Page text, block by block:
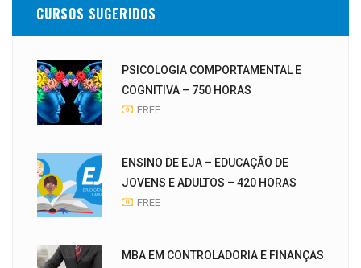
CURSOS SUGERIDOS
PSICOLOGIA COMPORTAMENTAL E
COGNITIVA – 750 HORAS
FREE
ENSINO DE EJA – EDUCAÇÃO DE
JOVENS E ADULTOS – 420 HORAS
FREE
MBA EM CONTROLADORIA E FINANÇAS